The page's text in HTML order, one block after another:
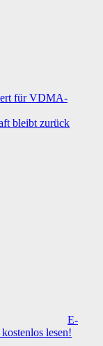
für VDMA-
bleibt zurück
E-
lesen!